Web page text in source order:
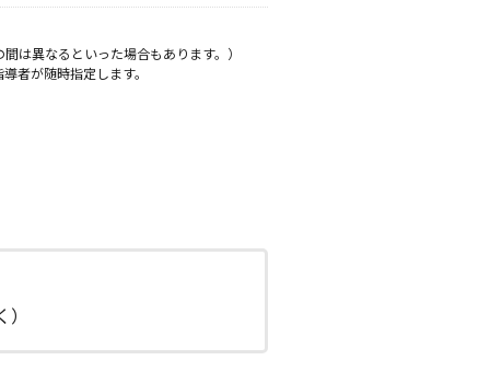
は異なるといった場合もあります。）
者が随時指定します。